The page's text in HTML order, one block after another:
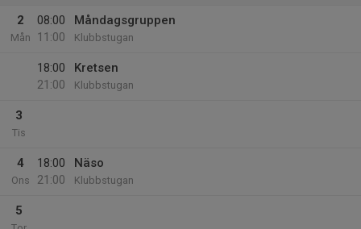
2
Mån
08:00
11:00
Måndagsgruppen
Klubbstugan
18:00
21:00
Kretsen
Klubbstugan
3
Tis
4
Ons
18:00
21:00
Näso
Klubbstugan
5